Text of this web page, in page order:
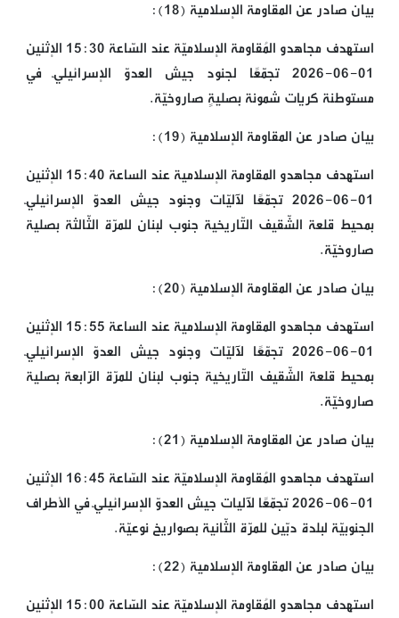
بيان صادر عن المقاومة الإسلامية (18):
استهدف مجاهدو المُقاومة الإسلاميّة عند السّاعة 15:30 الإثنين
01-06-2026 تجمّعًا لجنود جيش العدوّ الإسرائيليّ في
مستوطنة كريات شمونة بصليةٍ صاروخيّة.
بيان صادر عن المقاومة الإسلامية (19):
استهدف مجاهدو المقاومة الإسلامية عند الساعة 15:40 الإثنين
01-06-2026 تجمّعًا لآليّات وجنود جيش العدوّ الإسرائيليّ
بمحيط قلعة الشّقيف التّاريخية جنوب لبنان للمرّة الثّالثة بصلية
صاروخيّة.
بيان صادر عن المقاومة الإسلامية (20):
استهدف مجاهدو المقاومة الإسلامية عند الساعة 15:55 الإثنين
01-06-2026 تجمّعًا لآليّات وجنود جيش العدوّ الإسرائيليّ
بمحيط قلعة الشّقيف التّاريخية جنوب لبنان للمرّة الرّابعة بصلية
صاروخيّة.
بيان صادر عن المقاومة الإسلامية (21):
استهدف مجاهدو المُقاومة الإسلاميّة عند السّاعة 16:45 الإثنين
01-06-2026 تجمّعًا لآليات جيش العدوّ الإسرائيليّ في الأطراف
الجنوبيّة لبلدة دبّين للمرّة الثّانية بصواريخ نوعيّة.
بيان صادر عن المقاومة الإسلامية (22):
استهدف مجاهدو المُقاومة الإسلاميّة عند السّاعة 15:00 الإثنين